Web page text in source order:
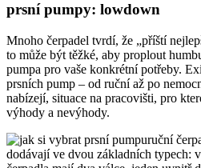
prsní pumpy: lowdown
Mnoho čerpadel tvrdí, že „příští
to může být těžké, aby proplout
pumpa pro vaše konkrétní potřeby.
prsních pump – od ruční až po
nabízejí, situace na pracovišti, pro
výhody a nevýhody.
ruční
dodávají ve dvou základních typech: